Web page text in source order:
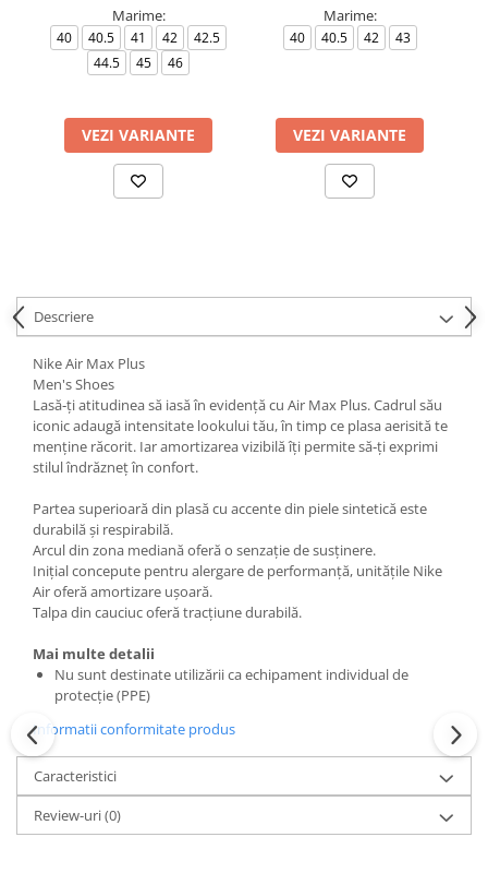
Marime:
40 40.5 41 42
42.5
44.5
45 46
VEZI VARIANTE
Marime:
40 40.5 42 43
VEZI VARIANTE
Descriere
Nike Air Max Plus
Men's Shoes
Lasă‑ți atitudinea să iasă în evidență cu Air Max Plus. Cadrul său
iconic adaugă intensitate lookului tău, în timp ce plasa aerisită te
menține răcorit. Iar amortizarea vizibilă îți permite să‑ți exprimi
stilul îndrăzneț în confort.
Partea superioară din plasă cu accente din piele sintetică este
durabilă și respirabilă.
Arcul din zona mediană oferă o senzație de susținere.
Inițial concepute pentru alergare de performanță, unitățile Nike
Air oferă amortizare ușoară.
Talpa din cauciuc oferă tracțiune durabilă.
Mai multe detalii
Nu sunt destinate utilizării ca echipament individual de
protecție (PPE)
Informatii conformitate produs
Caracteristici
Review-uri(0)